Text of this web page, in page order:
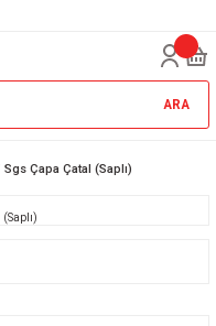
ARA
Sgs Çapa Çatal (Saplı)